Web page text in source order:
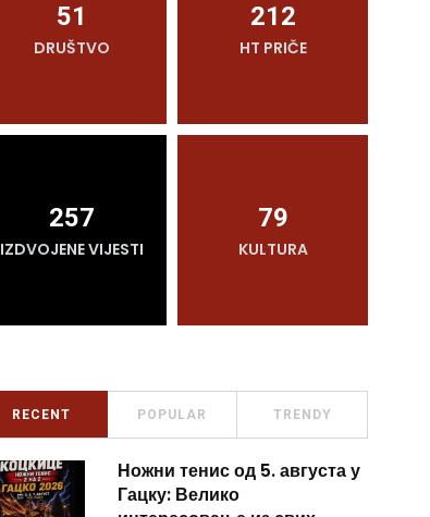
51
DRUŠTVO
212
HT PRIČE
257
IZDVOJENE VIJESTI
79
KULTURA
RECENT POPULAR TRENDY
Ножни тенис од 5. августа у
Гацку: Велико